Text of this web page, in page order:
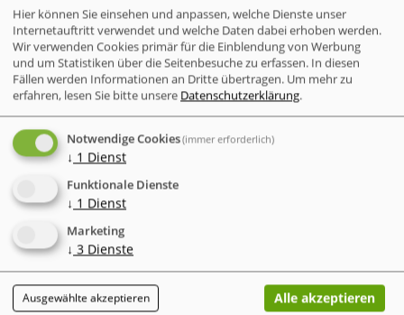
Die Multi-Faktor-Authentifizierung (MFA) trägt definitiv zur
Sicherheit in Unternehmen bei, denn sie nutzt die
Kombination von zwei oder mehr
Berechtigungsnachweisen, um die Sicherheit innerhalb von
Anmeldeverfahren deutlich zu erhöhen.
Cyber-Sicherheitsanbieter warnt vor Anstieg bei
Malware-Angriffen auf IoT und OT. Studie erfasst
Zuwachs von 400 % von 2022 auf 2023
Hier können Sie einsehen und anpassen, welche Dienste unser
Internetauftritt verwendet und welche Daten dabei erhoben werden.
Wir verwenden Cookies primär für die Einblendung von Werbung
und um Statistiken über die Seitenbesuche zu erfassen. In diesen
Fällen werden Informationen an Dritte übertragen. Um mehr zu
erfahren, lesen Sie bitte unsere Datenschutzerklärung.
Notwendige Cookies(immer erforderlich)
↓ 1 Dienst
Funktionale Dienste
↓ 1 Dienst
Marketing
↓ 3 Dienste
Ausgewählte akzeptieren Alle akzeptieren